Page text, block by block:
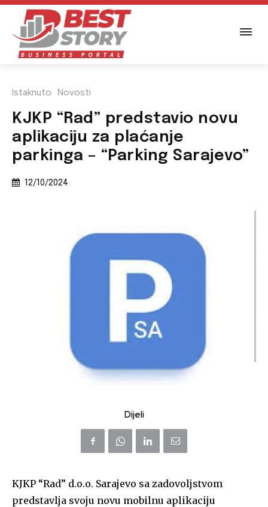
Istaknuto Novosti
KJKP “Rad” predstavio novu
aplikaciju za plaćanje
parkinga – “Parking Sarajevo”
12/10/2024
Dijeli
KJKP “Rad” d.o.o. Sarajevo sa zadovoljstvom
predstavlja svoju novu mobilnu aplikaciju